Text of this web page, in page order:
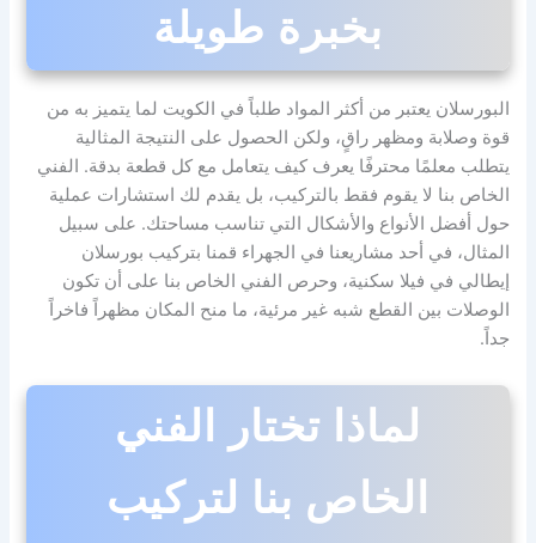
بخبرة طويلة
البورسلان يعتبر من أكثر المواد طلباً في الكويت لما يتميز به من
قوة وصلابة ومظهر راقٍ، ولكن الحصول على النتيجة المثالية
يتطلب معلمًا محترفًا يعرف كيف يتعامل مع كل قطعة بدقة. الفني
الخاص بنا لا يقوم فقط بالتركيب، بل يقدم لك استشارات عملية
حول أفضل الأنواع والأشكال التي تناسب مساحتك. على سبيل
المثال، في أحد مشاريعنا في الجهراء قمنا بتركيب بورسلان
إيطالي في فيلا سكنية، وحرص الفني الخاص بنا على أن تكون
الوصلات بين القطع شبه غير مرئية، ما منح المكان مظهراً فاخراً
جداً.
لماذا تختار الفني
الخاص بنا لتركيب